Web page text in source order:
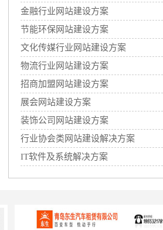
金融行业网站建设方案
节能环保网站建设方案
文化传媒行业网站建设方案
物流行业网站建设方案
招商加盟网站建设方案
展会网站建设方案
装饰公司网站建设方案
行业协会类网站建设解决方案
IT软件及系统解决方案